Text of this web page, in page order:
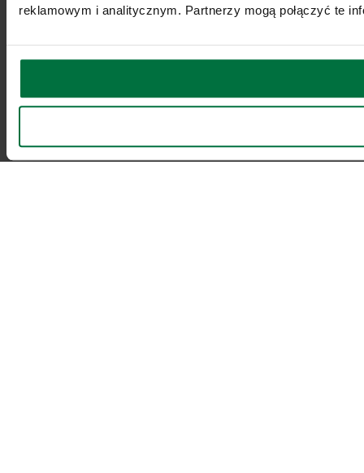
reklamowym i analitycznym. Partnerzy mogą połączyć te